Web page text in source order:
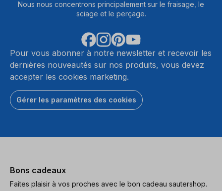
Nous nous concentrons principalement sur le fraisage, le
sciage et le perçage.
Pour vous abonner à notre newsletter et recevoir les
dernières nouveautés sur nos produits, vous devez
accepter les cookies marketing.
Gérer les paramètres des cookies
Bons cadeaux
Faites plaisir à vos proches avec le bon cadeau sautershop.